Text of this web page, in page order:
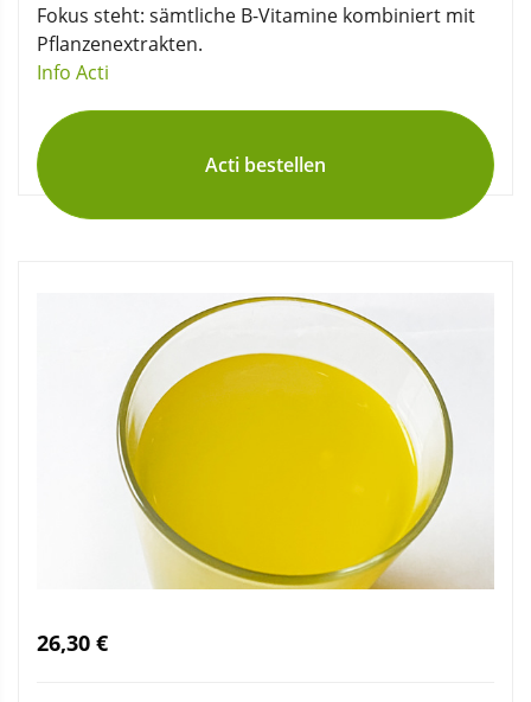
Fokus steht: sämtliche B-Vitamine kombiniert mit
Pflanzenextrakten.
Info Acti
Acti bestellen
26,30 €